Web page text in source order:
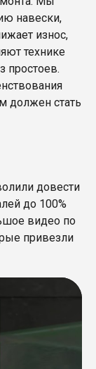
навески,
износ,
технике
простоев.
должен стать
довести
до 100%
видео по
привезли